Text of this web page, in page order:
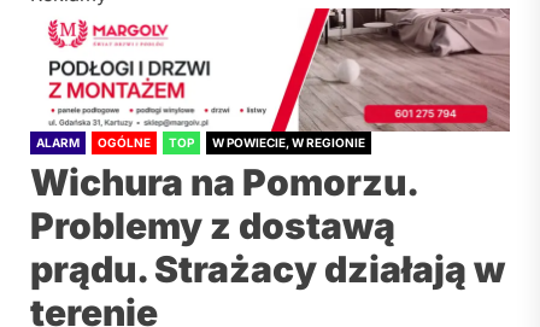
ALARM OGÓLNE TOP W POWIECIE, W REGIONIE
Wichura na Pomorzu.
Problemy z dostawą
prądu. Strażacy działają w
terenie